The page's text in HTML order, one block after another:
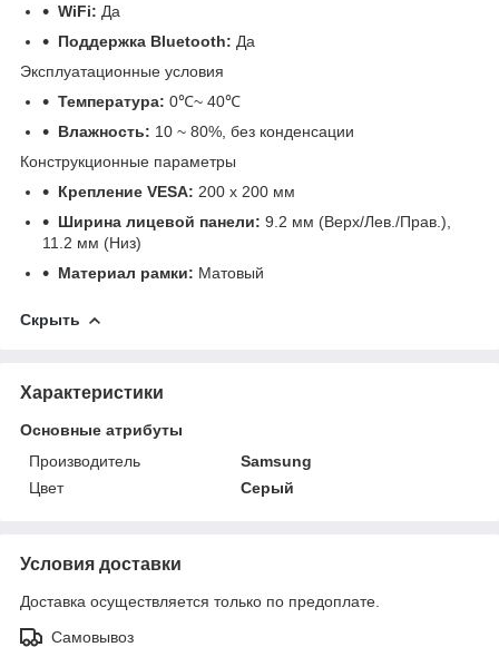
WiFi: Да
Поддержка Bluetooth: Да
Эксплуатационные условия
Температура: 0℃~ 40℃
Влажность: 10 ~ 80%, без конденсации
Конструкционные параметры
Крепление VESA: 200 x 200 мм
Ширина лицевой панели: 9.2 мм (Верх/Лев./Прав.),
11.2 мм (Низ)
Материал рамки: Матовый
Скрыть
Характеристики
Основные атрибуты
Производитель
Samsung
Цвет
Серый
Условия доставки
Доставка осуществляется только по предоплате.
Самовывоз